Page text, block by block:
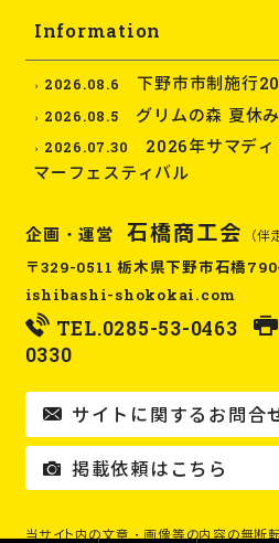
Information
2026.08.6 下野市市制施行
2026.08.5 グリムの森 夏休
2026.07.30
2026年サマデ
マーフェスティバル
企画・運営 石橋商工会 （
〒329-0511 栃木県下野市石橋
ishibashi-shokokai.com
TEL.0285-53-0463
0330
サイトに関するお問合
掲載依頼はこちら
当サイト内の文章・画像等の内容の無断